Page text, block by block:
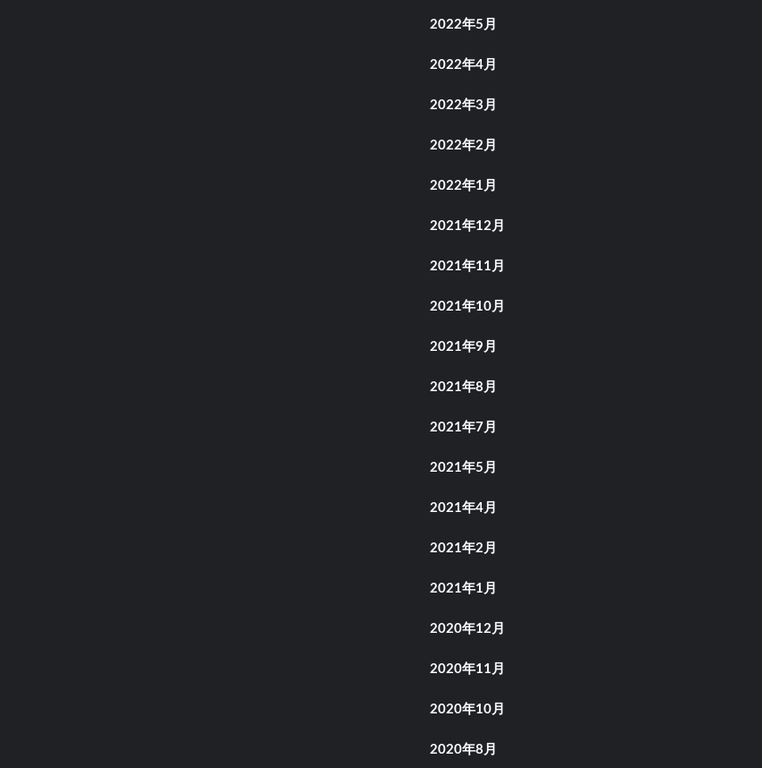
2022年5月
2022年4月
2022年3月
2022年2月
2022年1月
2021年12月
2021年11月
2021年10月
2021年9月
2021年8月
2021年7月
2021年5月
2021年4月
2021年2月
2021年1月
2020年12月
2020年11月
2020年10月
2020年8月